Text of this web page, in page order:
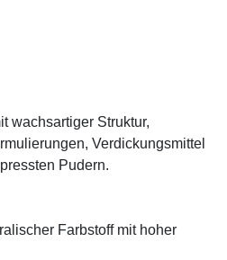
wachsartiger Struktur,
Verdickungsmittel
Pudern.
Farbstoff mit hoher